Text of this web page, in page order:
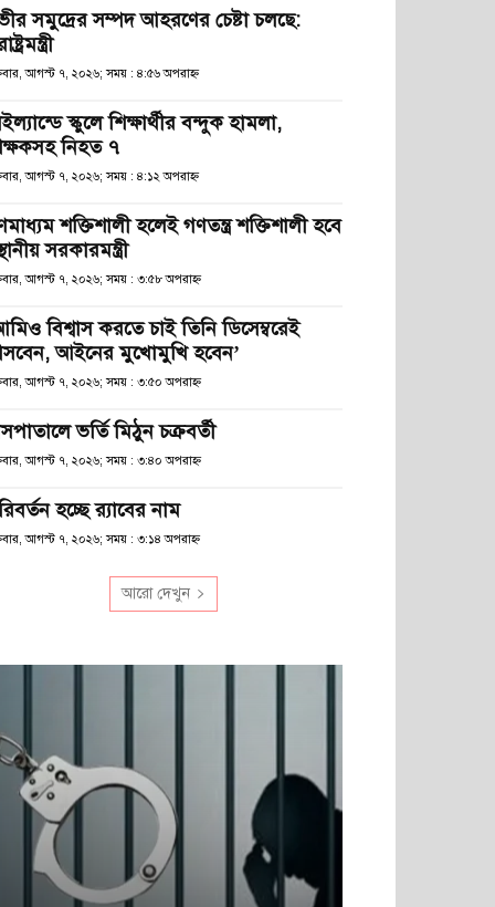
সমুদ্রের সম্পদ আহরণের চেষ্টা চলছে:
আগস্ট ৭, ২০২৬; সময় : ৪:৫৬ অপরাহ্ণ
স্কুলে শিক্ষার্থীর বন্দুক হামলা,
নিহত ৭
আগস্ট ৭, ২০২৬; সময় : ৪:১২ অপরাহ্ণ
শক্তিশালী হলেই গণতন্ত্র শক্তিশালী হবে
সরকারমন্ত্রী
আগস্ট ৭, ২০২৬; সময় : ৩:৫৮ অপরাহ্ণ
বিশ্বাস করতে চাই তিনি ডিসেম্বরেই
আইনের মুখোমুখি হবেন’
আগস্ট ৭, ২০২৬; সময় : ৩:৫০ অপরাহ্ণ
ভর্তি মিঠুন চক্রবর্তী
আগস্ট ৭, ২০২৬; সময় : ৩:৪০ অপরাহ্ণ
হচ্ছে র‌্যাবের নাম
আগস্ট ৭, ২০২৬; সময় : ৩:১৪ অপরাহ্ণ
আরো দেখুন